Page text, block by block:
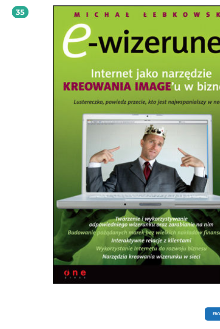
kodu kulturowego, a reprezentowane przez nie marki codziennie towarzyszą
pracy i czasie wolnym. Jak powstawały? Skąd pomysł? Kto je stworzył? Z jakimi
trudnościami stykali się krajowi pionierzy internetu? Kim są ewangeliści e-
którzy w niego wierzą od ponad dwudziestu lat, a wiarę tę przekuli w czyn i
pieniądze? Ta książka jest zbiorem piętnastu wywiadów przeprowadzonych ze
świadkami powstawania i rozkwitu nowych mediów w naszym kraju. Seria z AK74 #1 -
Tomasz Cisek w wywiadzie Artura Kurasińskiego Seria z AK74 #2 - Tomasz Cisek w
wywiadzie Artura Kurasińskiego Poznasz między innymi: Arkadiusza Osiaka, ojca
książka. Zebrany w niej unikalny materiał stanowi nie tylko źródło historycznej
na temat tego, jak się rodził polski internet, ale dla wielu może stać się życiową
biznesową inspiracją. E-wangelistów polecam nie tylko adeptom sztuki
również szerszemu gronu czytelników funkcjonujących w wirtualnej
która dziś tak silnie przeplata się ze światem realnym.Maciej Wielkopolan,
Stowarzyszenia Marketingu Bezpośredniego Trzymacie Państwo w rękach książkę, w
której twórcy Allegro, Wirtualnej Polski, Onetu, Merlina, Gadu-Gadu, Money.pl
innych wszystkim nam dobrze znanych projektów internetowych w sposób
często wręcz zaskakująco szczery — w rozmowach z Tomaszem Ciskiem
o swoich sukcesach i klęskach, w zdystansowany sposób przeanalizowali swoje
wskazali kierunki, w których szli (bądź powinni pójść), aby ich uniknąć. Kim są
wangeliści e-biznesu, którzy w niego wierzą od ponad dwudziestu lat, a wiarę
przekuli w czyn i pieniądze? Ta książka jest zbiorem wywiadów ze świadkami
powstawania i rozkwitu nowej, wirtualnej rzeczywistości w naszym kraju. Z
przekonaniem polecam! Piotr Pokrzywa, redaktor naczelny magazynu "Media i
Marketing Polska" Patroni medialni:
35